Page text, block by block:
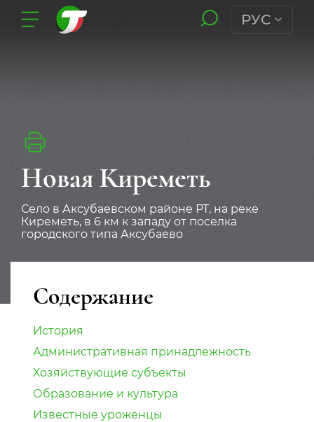
РУС
Новая Киреметь
Село в Аксубаевском районе РТ, на реке
Киреметь, в 6 км к западу от поселка
городского типа Аксубаево
Содержание
История
Административная принадлежность
Хозяйствующие субъекты
Образование и культура
Известные уроженцы